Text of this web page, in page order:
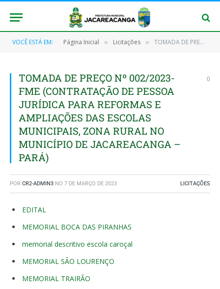
VOCÊ ESTÁ EM: Página Inicial » Licitações » TOMADA DE PREÇO Nº 002/2023-FME (CONTRATAÇÃO DE PESSOA JURÍDICA PARA REFORMAS E AMPLIAÇÕES DAS ESCOLAS MUNICIPAIS, ZONA RURAL NO MUNICÍPIO DE JACAREACANGA – PARÁ)
TOMADA DE PREÇO Nº 002/2023-
FME (CONTRATAÇÃO DE PESSOA
JURÍDICA PARA REFORMAS E
AMPLIAÇÕES DAS ESCOLAS
MUNICIPAIS, ZONA RURAL NO
MUNICÍPIO DE JACAREACANGA –
PARÁ)
0
POR CR2-ADMIN3 NO 7 DE MARÇO DE 2023 LICITAÇÕES
EDITAL
MEMORIAL BOCA DAS PIRANHAS
memorial descritivo escola caroçal
MEMORIAL SÃO LOURENÇO
MEMORIAL TRAIRÃO